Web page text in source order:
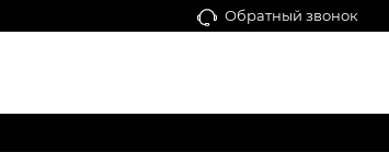
Обратный звонок